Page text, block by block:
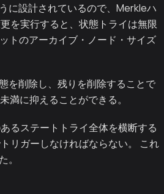
に設計されているので、Merkleハ
を実行すると、状態トライは無限
トのアーカイブ・ノード・サイズ
を削除し、残りを削除することで
満に抑えることができる。
るステートトライ全体を横断する
リガーしなければならない。 これ